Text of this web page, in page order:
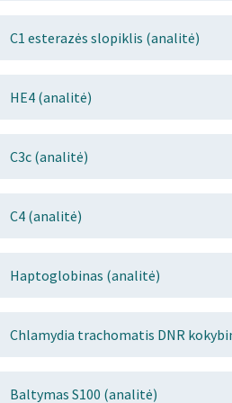
C1 esterazės slopiklis (analitė)
HE4 (analitė)
C3c (analitė)
C4 (analitė)
Haptoglobinas (analitė)
Chlamydia trachomatis DNR
Baltymas S100 (analitė)